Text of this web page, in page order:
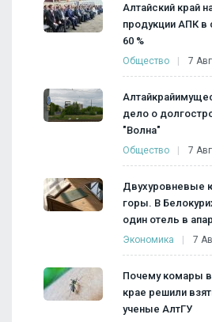
Алтайский край
продукции АПК в
60 %
Общество 7
дело о
"Волна"
Общество 7
Двухуровневые
горы. В
один отель в
Экономика 7
Почему комары
крае решили
ученые АлтГУ